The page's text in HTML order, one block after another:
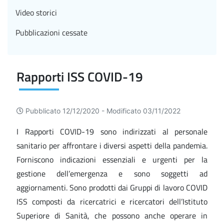
Rapporti ISS COVID-19
Pubblicato 12/12/2020 - Modificato 03/11/2022
I Rapporti COVID-19 sono indirizzati al personale
sanitario per affrontare i diversi aspetti della pandemia.
Forniscono indicazioni essenziali e urgenti per la
gestione dell’emergenza e sono soggetti ad
aggiornamenti. Sono prodotti dai Gruppi di lavoro COVID
ISS composti da ricercatrici e ricercatori dell’Istituto
Superiore di Sanità, che possono anche operare in
Video storici
Pubblicazioni cessate